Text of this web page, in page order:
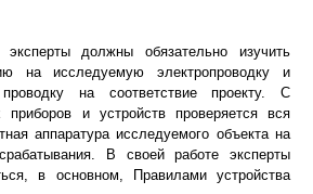
должны обязательно изучить
на исследуемую электропроводку и
на соответствие проекту. С
и устройств проверяется вся
аппаратура исследуемого объекта на
В своей работе эксперты
в основном, Правилами устройства